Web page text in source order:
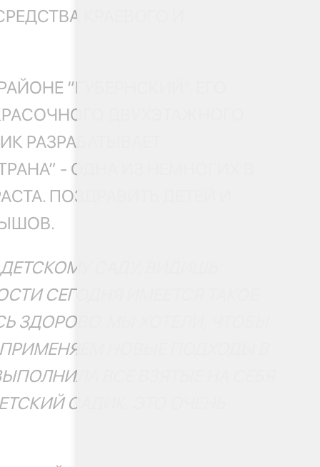
КРАЕВОГО И
“ГУБЕРНСКИЙ”. ЕГО
ДВУХЭТАЖНОГО
РАЗРАБАТЫВАЕТ
- ОДНА ИЗ НЕМНОГИХ В
ПОЗДРАВИТЬ ДЕТЕЙ И
САДУ, ВИДИШЬ
СЕГОДНЯ ИМЕЕТСЯ ТАКОЕ
ЗДОРОВО. МЫ ХОТЕЛИ, ЧТОБЫ
НОВЫЕ ПОДХОДЫ В
ВСЕ ВЗЯТЫЕ НА СЕБЯ
САДИК. ЭТО ОЧЕНЬ